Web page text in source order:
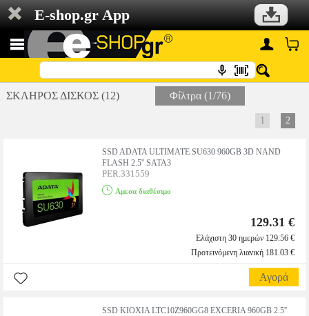
E-shop.gr App
ΣΚΛΗΡΟΣ ΔΙΣΚΟΣ (12) Φίλτρα (1/76)
1 2
SSD ADATA ULTIMATE SU630 960GB 3D NAND
FLASH 2.5'' SATA3
PER.331559
Αμεσα διαθέσιμο
129.31 €
Ελάχιστη 30 ημερών 129.56 €
Προτεινόμενη λιανική 181.03 €
Αγορά
SSD KIOXIA LTC10Z960GG8 EXCERIA 960GB 2.5''